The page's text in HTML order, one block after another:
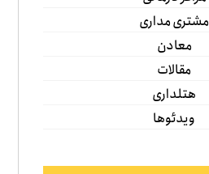
مشتری مداری
معادن
مقالات
هتلداری
ویدئوها